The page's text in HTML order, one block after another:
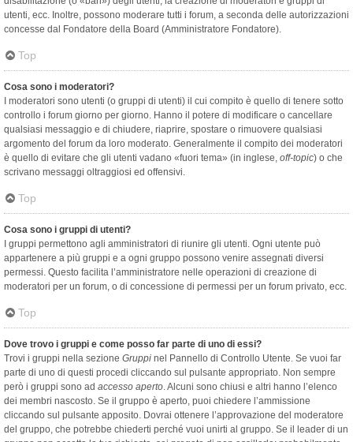
utenti, ecc. Inoltre, possono moderare tutti i forum, a seconda delle autorizzazioni
concesse dal Fondatore della Board (Amministratore Fondatore).
Top
Cosa sono i moderatori?
I moderatori sono utenti (o gruppi di utenti) il cui compito è quello di tenere sotto
controllo i forum giorno per giorno. Hanno il potere di modificare o cancellare
qualsiasi messaggio e di chiudere, riaprire, spostare o rimuovere qualsiasi
argomento del forum da loro moderato. Generalmente il compito dei moderatori
è quello di evitare che gli utenti vadano «fuori tema» (in inglese, off-topic) o che
scrivano messaggi oltraggiosi ed offensivi.
Top
Cosa sono i gruppi di utenti?
I gruppi permettono agli amministratori di riunire gli utenti. Ogni utente può
appartenere a più gruppi e a ogni gruppo possono venire assegnati diversi
permessi. Questo facilita l’amministratore nelle operazioni di creazione di
moderatori per un forum, o di concessione di permessi per un forum privato, ecc.
Top
Dove trovo i gruppi e come posso far parte di uno di essi?
Trovi i gruppi nella sezione Gruppi nel Pannello di Controllo Utente. Se vuoi far
parte di uno di questi procedi cliccando sul pulsante appropriato. Non sempre
però i gruppi sono ad accesso aperto. Alcuni sono chiusi e altri hanno l’elenco
dei membri nascosto. Se il gruppo è aperto, puoi chiedere l’ammissione
cliccando sul pulsante apposito. Dovrai ottenere l’approvazione del moderatore
del gruppo, che potrebbe chiederti perché vuoi unirti al gruppo. Se il leader di un